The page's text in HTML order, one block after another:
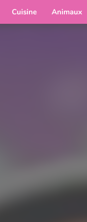
Cuisine Animaux